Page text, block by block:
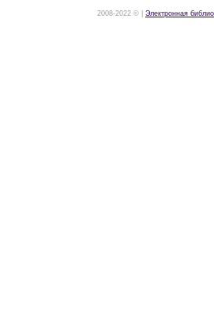
2008-2022 © | Электронная